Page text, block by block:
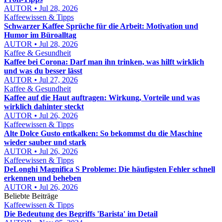
AUTOR • Jul 28, 2026
Kaffeewissen & Tipps
Schwarzer Kaffee Sprüche für die Arbeit: Motivation und
Humor im Büroalltag
AUTOR • Jul 28, 2026
Kaffee & Gesundheit
Kaffee bei Corona: Darf man ihn trinken, was hilft wirklich
und was du besser lässt
AUTOR • Jul 27, 2026
Kaffee & Gesundheit
Kaffee auf die Haut auftragen: Wirkung, Vorteile und was
wirklich dahinter steckt
AUTOR • Jul 26, 2026
Kaffeewissen & Tipps
Alte Dolce Gusto entkalken: So bekommst du die Maschine
wieder sauber und stark
AUTOR • Jul 26, 2026
Kaffeewissen & Tipps
DeLonghi Magnifica S Probleme: Die häufigsten Fehler schnell
erkennen und beheben
AUTOR • Jul 26, 2026
Beliebte Beiträge
Kaffeewissen & Tipps
Die Bedeutung des Begriffs 'Barista' im Detail